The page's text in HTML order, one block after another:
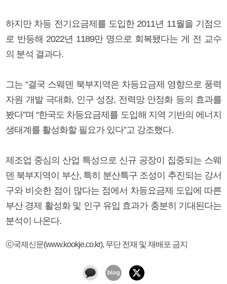
하지만 차등 전기요금제를 도입한 2011년 11월을 기점으
로 반등해 2022년 1189만 명으로 회복됐다는 게 전 교수
의 분석 결과다.
그는 “결국 스웨덴 북부지역은 차등요금제 영향으로 풍력
자원 개발 극대화, 인구 성장, 전력망 안정화 등의 효과를
봤다”며 “한국도 차등요금제를 도입해 지역 기반의 에너지
생태계를 활성화할 필요가 있다”고 강조했다.
제조업 중심의 산업 특성으로 신규 공장이 집중되는 스웨
덴 북부지역이 부산, 특히 분산특구 조성이 추진되는 강서
구와 비슷한 점이 많다는 점에서 차등요금제 도입에 따른
부산 경제 활성화 및 인구 유입 효과가 충분히 기대된다는
분석이 나온다.
ⓒ국제신문(www.kookje.co.kr), 무단 전재 및 재배포 금지